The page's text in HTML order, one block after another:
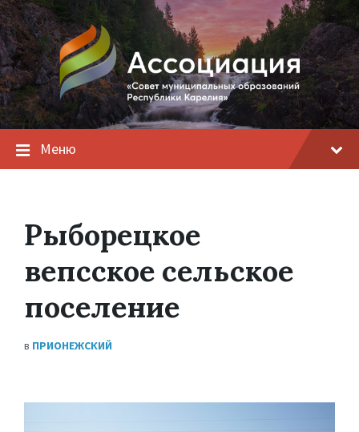
Меню
Рыборецкое
вепсское сельское
поселение
в ПРИОНЕЖСКИЙ